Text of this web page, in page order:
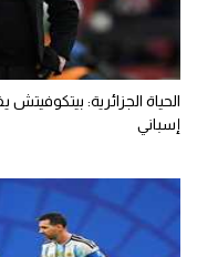
الحياة الجزائرية:
إسباني